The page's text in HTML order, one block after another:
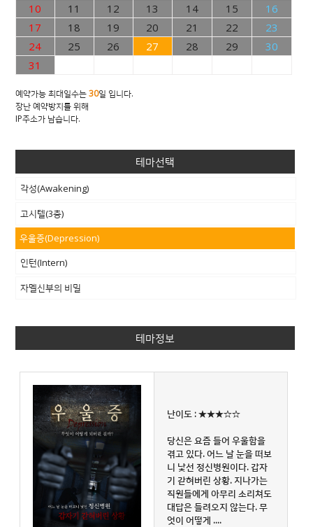
10
11 12 13 14 15
16
17
18 19 20 21 22
23
24
25 26 27 28 29
30
31
예약가능 최대일수는30일 입니다.
장난 예약방지를 위해
IP주소가 남습니다.
테마선택
각성(Awakening)
고시텔(3층)
우울증(Depression)
인턴(Intern)
자멜신부의 비밀
테마정보
난이도 : ★★★☆☆
당신은 요즘 들어 우울함을
겪고 있다. 어느 날 눈을 떠보
니 낯선 정신병원이다. 갑자
기 갇혀버린 상황. 지나가는
직원들에게 아무리 소리쳐도
대답은 들려오지 않는다. 무
엇이 어떻게 ....